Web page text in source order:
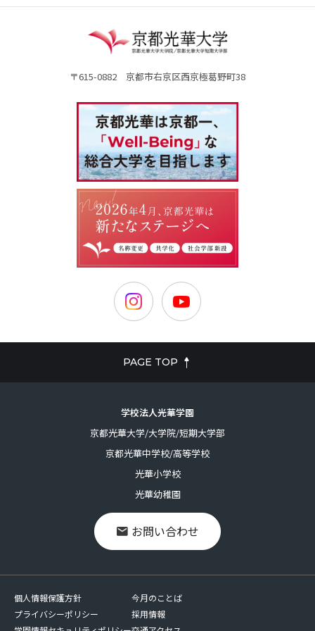
〒615-0882 京都市右京区西京極葛野町38
PAGE TOP
学校法人光華学園
京都光華大学/大学院/短期大学部
京都光華中学校/高等学校
光華小学校
光華幼稚園
お問い合わせ
個人情報保護方針
プライバシーポリシー
今月のことば
採用情報